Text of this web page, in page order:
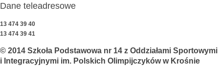
Dane teleadresowe
13 474 39 40
13 474 39 41
© 2014 Szkoła Podstawowa nr 14 z Oddziałami Sportowymi
i Integracyjnymi im. Polskich Olimpijczyków w Krośnie